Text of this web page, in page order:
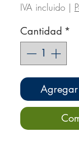
IVA incluido |
Cantidad *